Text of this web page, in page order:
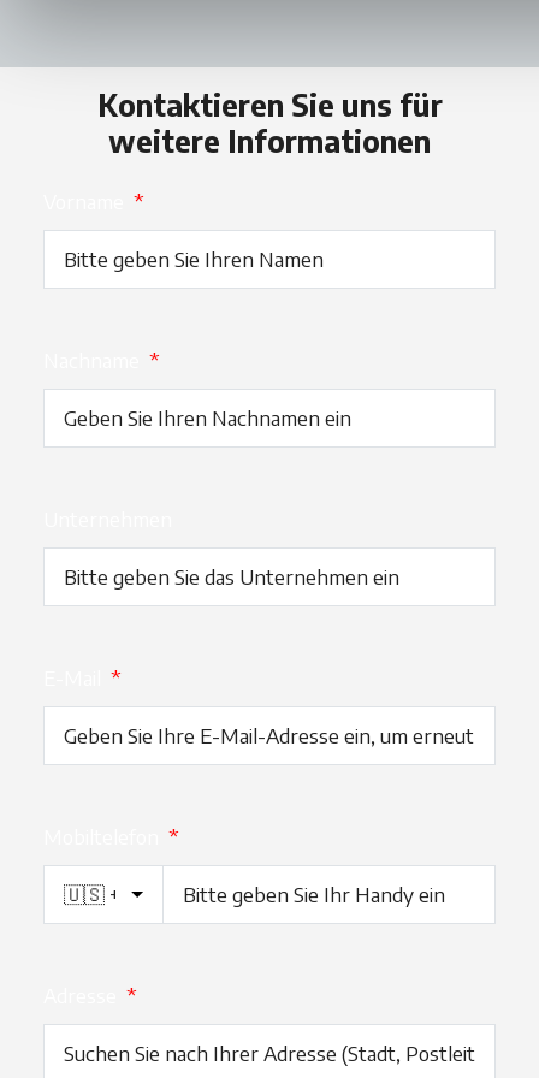
Kontaktieren Sie uns für
weitere Informationen
*
*
*
*
*